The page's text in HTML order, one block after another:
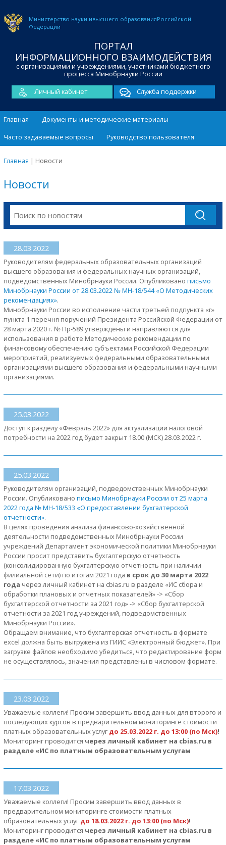
Министерство науки ивысшего образованияРоссийской
Федерации
ПОРТАЛ
ИНФОРМАЦИОННОГО ВЗАИМОДЕЙСТВИЯ
с организациями и учреждениями, участниками бюджетного
процесса Минобрнауки России
Личный кабинет
Служба поддержки
Главная
Документы и методические материалы
Часто задаваемые вопросы
Руководство пользователя
Главная | Новости
Новости
28.03.2022
Руководителям федеральных образовательных организаций
высшего образования и федеральных научных организаций,
подведомственных Минобрнауки России. Опубликовано письмо
Минобрнауки России от 28.03.2022 № МН-18/544 «О Методических
рекомендациях».
Минобрнауки России во исполнение части третьей подпункта «г»
пункта 1 перечня поручений Президента Российской Федерации от
28 марта 2020 г. № Пр-589 утверждены и направляются для
использования в работе Методические рекомендации по
финансовому обеспечению субъектами Российской Федерации
мероприятий, реализуемых федеральными образовательными
организациями высшего образования и федеральными научными
организациями.
25.03.2022
Доступ к разделу «Февраль 2022» для актуализации налоговой
потребности на 2022 год будет закрыт 18.00 (МСК) 28.03.2022 г.
25.03.2022
Руководителям организаций, подведомственных Минобрнауки
России. Опубликовано письмо Минобрнауки России от 25 марта
2022 года № МН-18/533 «О предоставлении бухгалтерской
отчетности».
В целях проведения анализа финансово-хозяйственной
деятельности подведомственных Минобрнауки России
учреждений Департамент экономической политики Минобрнауки
России просит представить бухгалтерскую отчетность
(консолидированную бухгалтерскую отчетность при наличии
филиальной сети) по итогам 2021 года в срок до 30 марта 2022
года через личный кабинет на cbias.ru в разделе «ИС сбора и
обработки плановых и отчетных показателей» -> «Сбор
бухгалтерской отчетности за 2021 год» -> «Сбор бухгалтерской
отчетности за 2021 год учреждений, подведомственных
Минобрнауки России».
Обращаем внимание, что бухгалтерская отчетность в формате
excel должна быть выгружена из ГИИС «Электронный бюджет». При
загрузке файлов необходимо убедиться, что редактирование форм
не осуществлялось, значения представлены в числовом формате.
23.03.2022
Уважаемые коллеги! Просим завершить ввод данных для второго и
последующих курсов в предварительном мониторинге стоимости
платных образовательных услуг до 25.03.2022 г. до 13:00 (по Мск)!
Мониторинг проводится через личный кабинет на cbias.ru в
разделе «ИС по платным образовательным услугам
17.03.2022
Уважаемые коллеги! Просим завершить ввод данных в
предварительном мониторинге стоимости платных
образовательных услуг до 18.03.2022 г. до 13:00 (по Мск)!
Мониторинг проводится через личный кабинет на cbias.ru в
разделе «ИС по платным образовательным услугам